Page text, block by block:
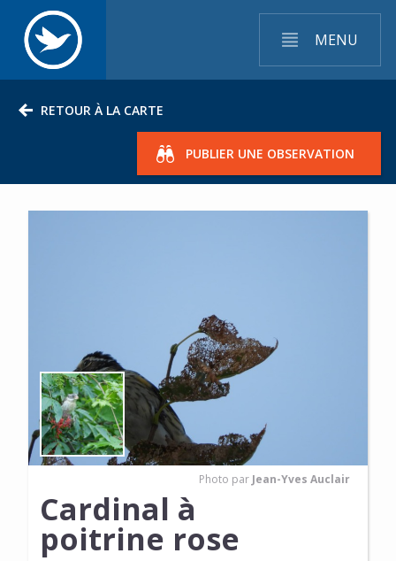
MENU
RETOUR À LA CARTE
PUBLIER UNE OBSERVATION
Photo parJean-Yves Auclair
Cardinal à
poitrine rose